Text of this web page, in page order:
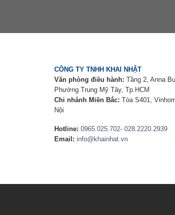
CÔNG TY TNHH KHAI NHẬT
Văn phòng điều hành: Tầng 2, Anna
Phường Trung Mỹ Tây, Tp.HCM
Chi nhánh Miền Bắc: Tòa S401,
Nội
Hotline: 0965.025.702- 028.2220.2939
Email: info@khainhat.vn